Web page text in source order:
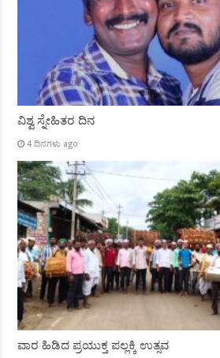
ವಿಶ್ವ ಸ್ನೇಹಿತರ ದಿನ
4 ದಿನಗಳು ago
ವಾರ ಹಿಡಿದ ಪ್ರಯುಕ್ತ ಪಲ್ಲಕ್ಕಿ ಉತ್ಸವ